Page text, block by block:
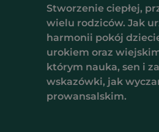
Stworzenie ciepłej,
wielu rodziców. Jak
harmonii pokój
urokiem oraz
którym nauka, sen i
wskazówki, jak
prowansalskim.